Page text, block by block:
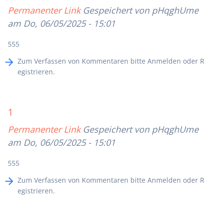
Permanenter Link Gespeichert von pHqghUme
am Do, 06/05/2025 - 15:01
555
Zum Verfassen von Kommentaren bitte Anmelden oder R
egistrieren.
1
Permanenter Link Gespeichert von pHqghUme
am Do, 06/05/2025 - 15:01
555
Zum Verfassen von Kommentaren bitte Anmelden oder R
egistrieren.